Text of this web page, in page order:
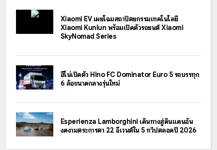
Xiaomi EV เผยโฉมสถาปัตยกรรมเทคโนโลยี
Xiaomi Kunlun พร้อมเปิดตัวรถยนต์ Xiaomi
SkyNomad Series
ฮีโน่เปิดตัว Hino FC Dominator Euro 5 รถบรรทุก
6 ล้อขนาดกลางรุ่นใหม่
Esperienza Lamborghini เดินทางสู่ดินแดนอัน
งดงามตระการตา 22 อีเวนต์ใน 5 ทวีปตลอดปี 2026